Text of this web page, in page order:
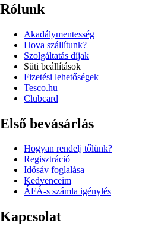
Rólunk
Akadálymentesség
Hova szállítunk?
Szolgáltatás díjak
Süti beállítások
Fizetési lehetőségek
Tesco.hu
Clubcard
Első bevásárlás
Hogyan rendelj tőlünk?
Regisztráció
Idősáv foglalása
Kedvenceim
ÁFÁ-s számla igénylés
Kapcsolat